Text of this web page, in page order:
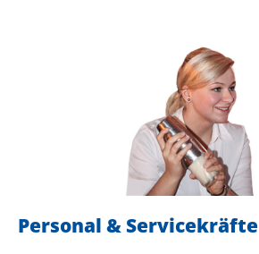
Personal & Servicekräfte